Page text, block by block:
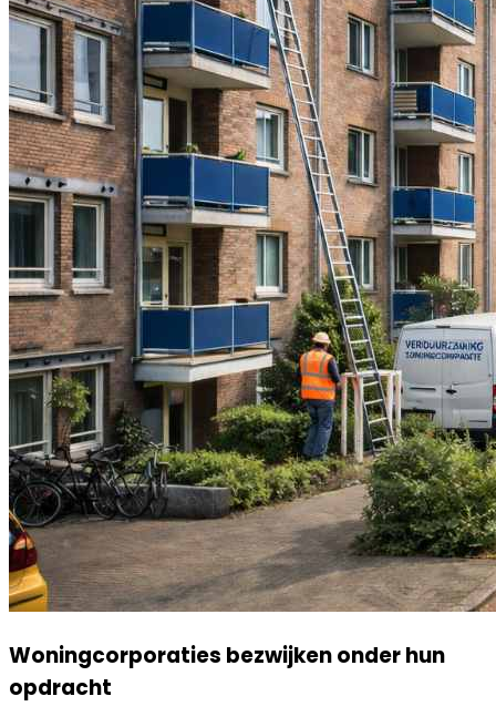
Woningcorporaties bezwijken onder hun
opdracht